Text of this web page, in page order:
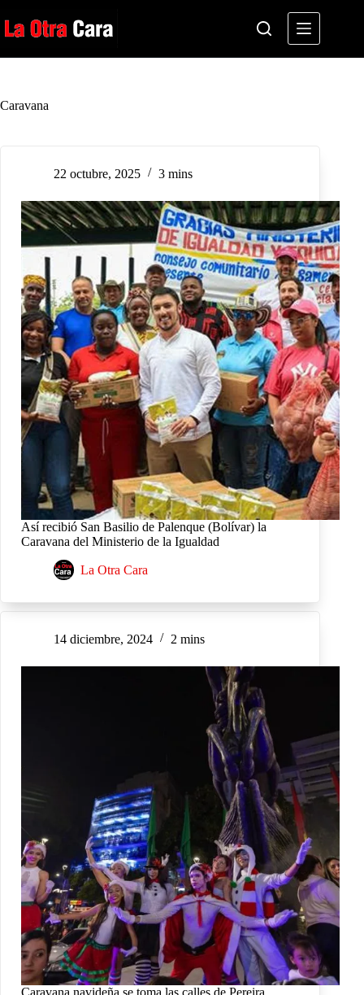
al
contenido
Caravana
22 octubre, 2025 3 mins
Así recibió San Basilio de Palenque (Bolívar) la
Caravana del Ministerio de la Igualdad
La Otra Cara
14 diciembre, 2024 2 mins